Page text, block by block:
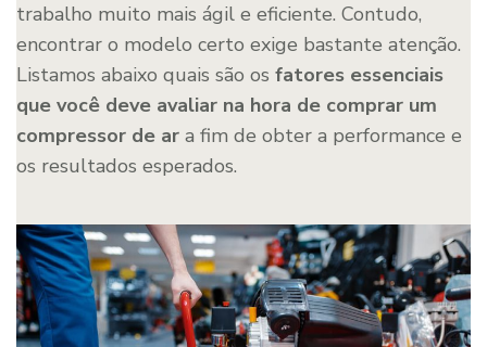
trabalho muito mais ágil e eficiente. Contudo,
encontrar o modelo certo exige bastante atenção.
Listamos abaixo quais são os fatores essenciais
que você deve avaliar na hora de comprar um
compressor de ar a fim de obter a performance e
os resultados esperados.